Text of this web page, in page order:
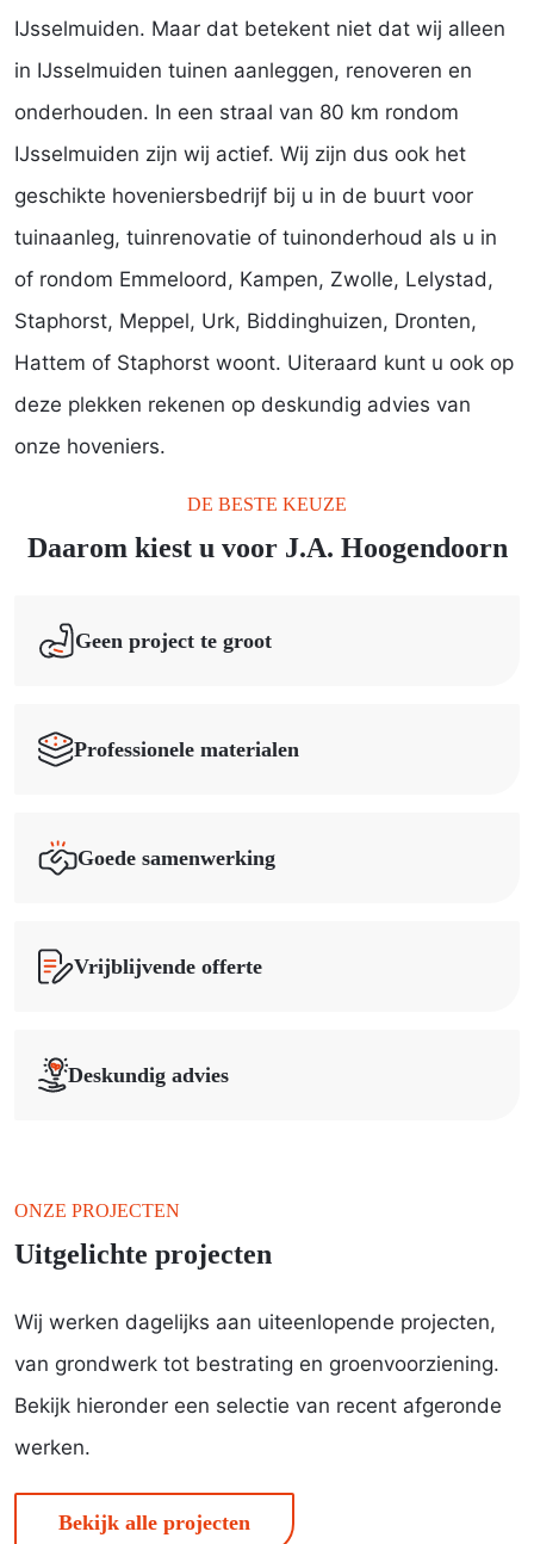
IJsselmuiden. Maar dat betekent niet dat wij alleen
in IJsselmuiden tuinen aanleggen, renoveren en
onderhouden. In een straal van 80 km rondom
IJsselmuiden zijn wij actief. Wij zijn dus ook het
geschikte hoveniersbedrijf bij u in de buurt voor
tuinaanleg, tuinrenovatie of tuinonderhoud als u in
of rondom Emmeloord, Kampen, Zwolle, Lelystad,
Staphorst, Meppel, Urk, Biddinghuizen, Dronten,
Hattem of Staphorst woont. Uiteraard kunt u ook op
deze plekken rekenen op deskundig advies van
onze hoveniers.
DE BESTE KEUZE
Daarom kiest u voor J.A. Hoogendoorn
Geen project te groot
Professionele materialen
Goede samenwerking
Vrijblijvende offerte
Deskundig advies
ONZE PROJECTEN
Uitgelichte projecten
Wij werken dagelijks aan uiteenlopende projecten,
van grondwerk tot bestrating en groenvoorziening.
Bekijk hieronder een selectie van recent afgeronde
werken.
Bekijk alle projecten